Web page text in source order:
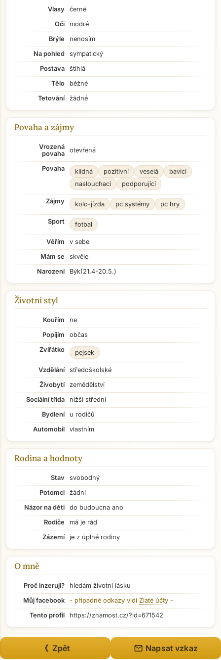
Vlasy
černé
Oči
modré
Brýle
nenosím
Na pohled
sympatický
Postava
štíhlá
Tělo
běžné
Tetování
žádné
Povaha a zájmy
Vrozená
povaha
otevřená
Povaha klidná pozitivní veselá
bavící
naslouchací
podporující
Zájmy kolo-jízda pc systémy pc hry
Sport fotbal
Věřím
v sebe
Mám se
skvěle
Narození
Býk(21.4-20.5.)
Životní styl
Kouřím
ne
Popíjím
občas
Zvířátko
pejsek
Vzdělání
středoškolské
Živobytí
zemědělství
Sociální třída
nižší střední
Bydlení
u rodičů
Automobil
vlastním
Rodina a hodnoty
Stav
svobodný
Potomci
žádní
Názor na děti
do budoucna ano
Rodiče
má je rád
Zázemí
je z úplné rodiny
O mně
Proč inzeruji?
hledám životní lásku
Můj facebook
- případné odkazy vidí Zlaté účty -
Tento profil
https://znamost.cz/?id=671542
《 Zpět mail Napsat vzkaz